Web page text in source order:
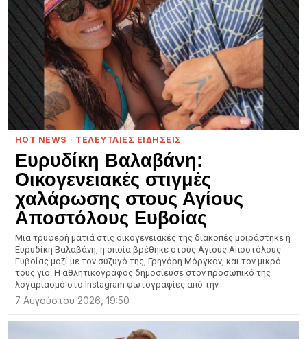
HOT NEWS · ΤΕΛΕΥΤΑΙΕΣ ΕΙΔΗΣΕΙΣ
Ευρυδίκη Βαλαβάνη:
Οικογενειακές στιγμές
χαλάρωσης στους Αγίους
Αποστόλους Ευβοίας
Μια τρυφερή ματιά στις οικογενειακές της διακοπές μοιράστηκε η
Ευρυδίκη Βαλαβάνη, η οποία βρέθηκε στους Αγίους Αποστόλους
Ευβοίας μαζί με τον σύζυγό της, Γρηγόρη Μόργκαν, και τον μικρό
τους γιο. Η αθλητικογράφος δημοσίευσε στον προσωπικό της
λογαριασμό στο Instagram φωτογραφίες από την
7 Αυγούστου 2026, 19:50